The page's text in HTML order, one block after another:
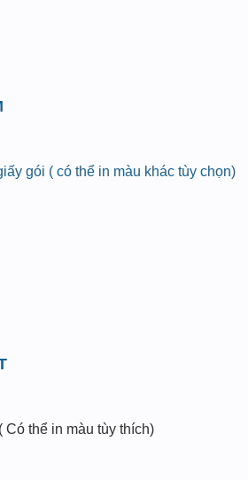
gói ( có thể in màu khác tùy chọn)
thể in màu tùy thích)